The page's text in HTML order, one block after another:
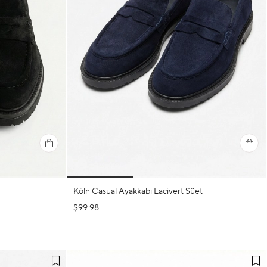
Köln Casual Ayakkabı Lacivert Süet
$99.98